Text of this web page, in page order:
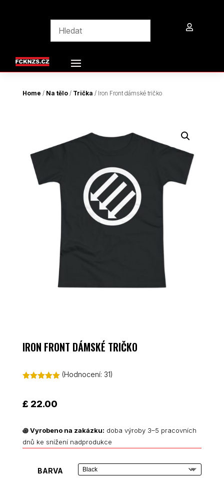

Home / Na tělo/ Trička / Iron Front dámské tričko
IRON FRONT DÁMSKÉ TRIČKO
základě
hodnocení
(Hodnocení: 31)
£ 22.00
꩜Vyrobeno na zakázku: doba výroby 3–5 pracovních
dnů ke snížení nadprodukce
BARVA